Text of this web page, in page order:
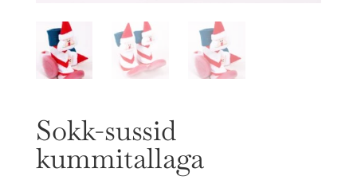
Sokk-sussid
kummitallaga